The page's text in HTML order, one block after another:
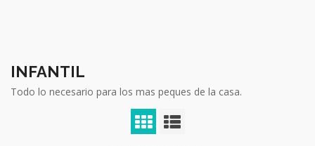
INFANTIL
Todo lo necesario para los mas peques de la casa.